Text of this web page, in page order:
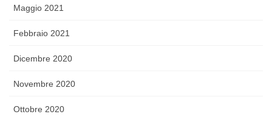
Maggio 2021
Febbraio 2021
Dicembre 2020
Novembre 2020
Ottobre 2020